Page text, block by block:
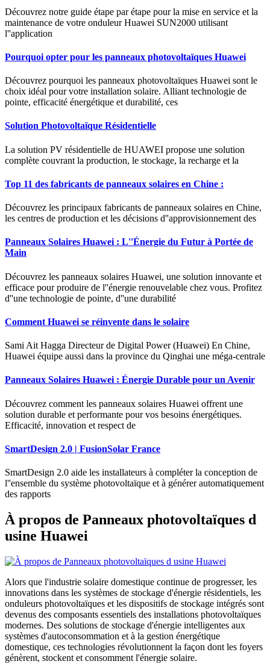
Découvrez notre guide étape par étape pour la mise en service et la
maintenance de votre onduleur Huawei SUN2000 utilisant
l''application
Pourquoi opter pour les panneaux photovoltaïques Huawei
Découvrez pourquoi les panneaux photovoltaïques Huawei sont le
choix idéal pour votre installation solaire. Alliant technologie de
pointe, efficacité énergétique et durabilité, ces
Solution Photovoltaïque Résidentielle
La solution PV résidentielle de HUAWEI propose une solution
complète couvrant la production, le stockage, la recharge et la
Top 11 des fabricants de panneaux solaires en Chine :
Découvrez les principaux fabricants de panneaux solaires en Chine,
les centres de production et les décisions d''approvisionnement des
Panneaux Solaires Huawei : L''Énergie du Futur à Portée de
Main
Découvrez les panneaux solaires Huawei, une solution innovante et
efficace pour produire de l''énergie renouvelable chez vous. Profitez
d''une technologie de pointe, d''une durabilité
Comment Huawei se réinvente dans le solaire
Sami Ait Hagga Directeur de Digital Power (Huawei) En Chine,
Huawei équipe aussi dans la province du Qinghai une méga-centrale
Panneaux Solaires Huawei : Énergie Durable pour un Avenir
Découvrez comment les panneaux solaires Huawei offrent une
solution durable et performante pour vos besoins énergétiques.
Efficacité, innovation et respect de
SmartDesign 2.0 | FusionSolar France
SmartDesign 2.0 aide les installateurs à compléter la conception de
l''ensemble du système photovoltaïque et à générer automatiquement
des rapports
À propos de Panneaux photovoltaïques d
usine Huawei
Alors que l'industrie solaire domestique continue de progresser, les
innovations dans les systèmes de stockage d'énergie résidentiels, les
onduleurs photovoltaïques et les dispositifs de stockage intégrés sont
devenus des composants essentiels des installations photovoltaïques
modernes. Des solutions de stockage d'énergie intelligentes aux
systèmes d'autoconsommation et à la gestion énergétique
domestique, ces technologies révolutionnent la façon dont les foyers
génèrent, stockent et consomment l'énergie solaire.